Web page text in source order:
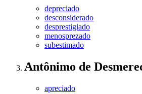
depreciado
desconsiderado
desprestigiado
menosprezado
subestimado
Antônimo de
apreciado